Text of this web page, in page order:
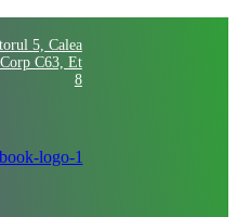
5, Calea
C63, Et
8
logo-1